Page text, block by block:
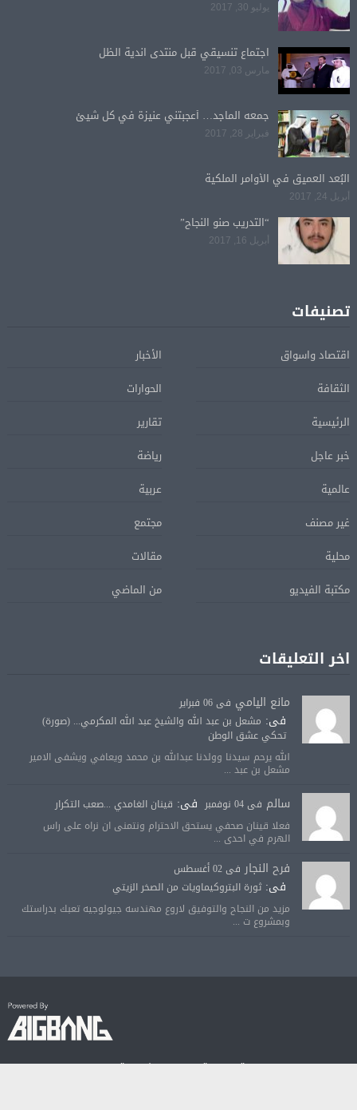
يوليو 30, 2017
اجتماع تنسيقي قبل منتدى اندية الظل
مارس 03, 2017
جمعه الماجد… أعجبتني عنيزة في كل شيئ
فبراير 28, 2017
البُعد العميق في الأوامر الملكية
أبريل 24, 2017
“التدريب صنو النجاح”
أبريل 16, 2017
تصنيفات
اقتصاد واسواق
الأخبار
الثقافة
الحوارات
الرئيسية
تقارير
خبر عاجل
رياضة
عالمية
عربية
غير مصنف
مجتمع
محلية
مقالات
مكتبة الفيديو
من الماضي
اخر التعليقات
مانع اليامي فى 06 فبراير
فى: مشعل بن عبد الله والشيخ عبد الله المكرمي... (صورة)
تحكي عشق الوطن
الله يرحم سيدنا وولدنا عبدالله بن محمد ويعافي ويشفى الامير
مشعل بن عبد ...
سالم فى 04 نوفمبر فى: قينان الغامدي ...صعب التكرار
فعلا قينان صحفي يستحق الاحترام ونتمنى ان نراه على راس
الهرم في احدى ...
فرح النجار فى 02 أغسطس
فى:ثورة البتروكيماويات من الصخر الزيتي
مزيد من النجاح والتوفيق لاروع مهندسه جيولوجيه تعبك بدراستك
وبمشروع ت ...
© جميع الحقوق محفوظة لصحيفة الجودة الالكترونية 2018